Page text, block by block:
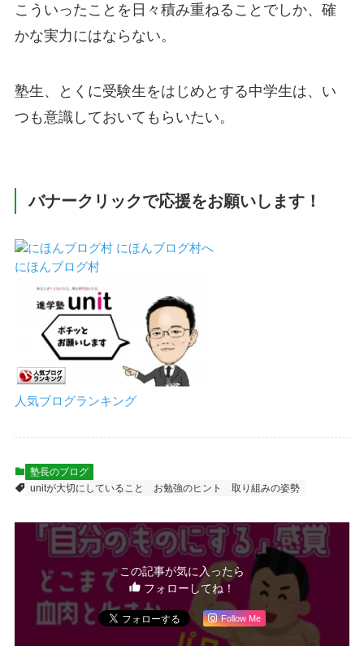
こういったことを日々積み重ねることでしか、確
かな実力にはならない。
塾生、とくに受験生をはじめとする中学生は、い
つも意識しておいてもらいたい。
バナークリックで応援をお願いします！
にほんブログ村
人気ブログランキング
塾長のブログ
unitが大切にしていること
お勉強のヒント 取り組みの姿勢
この記事が気に入ったら
フォローしてね！
Follow Me